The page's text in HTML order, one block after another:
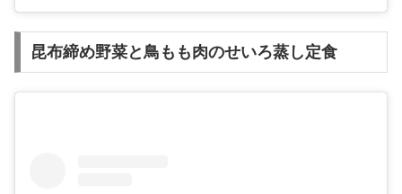
昆布締め野菜と鳥もも肉のせいろ蒸し定食